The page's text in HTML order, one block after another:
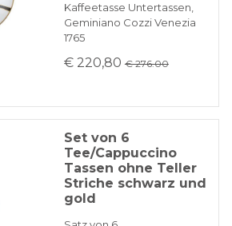
Kaffeetasse Untertassen,
Geminiano Cozzi Venezia
1765
€ 220,80 € 276.00
Set von 6
Tee/Cappuccino
Tassen ohne Teller
Striche schwarz und
gold